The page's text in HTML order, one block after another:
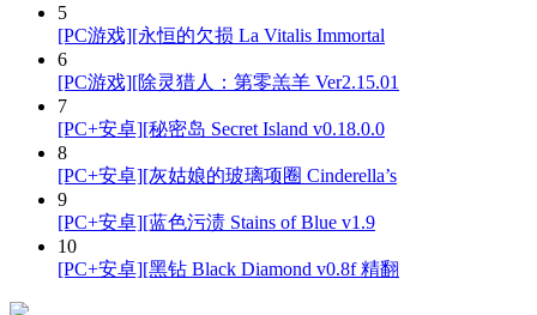
5
[PC游戏][永恒的欠损 La Vitalis Immortal
6
[PC游戏][除灵猎人：第零羔羊 Ver2.15.01
7
[PC+安卓][秘密岛 Secret Island v0.18.0.0
8
[PC+安卓][灰姑娘的玻璃项圈 Cinderella’s
9
[PC+安卓][蓝色污渍 Stains of Blue v1.9
10
[PC+安卓][黑钻 Black Diamond v0.8f 精翻